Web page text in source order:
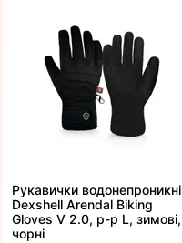
Рукавички водонепроникні
Dexshell Arendal Biking
Gloves V 2.0, p-p L, зимові,
чорні